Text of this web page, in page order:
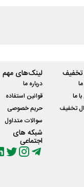
تخفیف
ما
تخفیف
لینک‌های مهم
درباره ما
قوانین استفاده
حریم خصوصی
سوالات متداول
شبکه های
اجتماعی